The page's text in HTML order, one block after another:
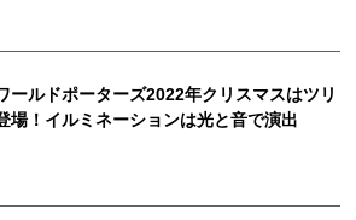
ールドポーターズ2022年クリスマスはツリ
場！イルミネーションは光と音で演出